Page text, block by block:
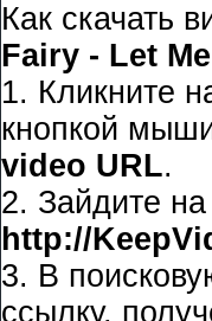
Как скачать
Fairy - Let
1. Кликните
кнопкой
video URL.
2. Зайдите на
http://
3. В
ссылку,